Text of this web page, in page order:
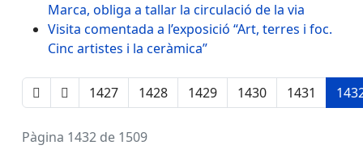
Marca, obliga a tallar la circulació de la via
Visita comentada a l’exposició “Art, terres i foc.
Cinc artistes i la ceràmica”
1427 1428 1429 1430 1431
Pàgina 1432 de 1509